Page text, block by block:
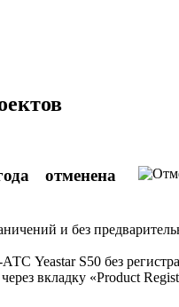
отменена
и без
Yeastar S50 без
вкладку «Product